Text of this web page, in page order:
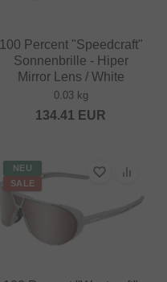
100 Percent "Speedcraft"
Sonnenbrille - Hiper
Mirror Lens / White
0.03 kg
134.41 EUR
NEU
SALE